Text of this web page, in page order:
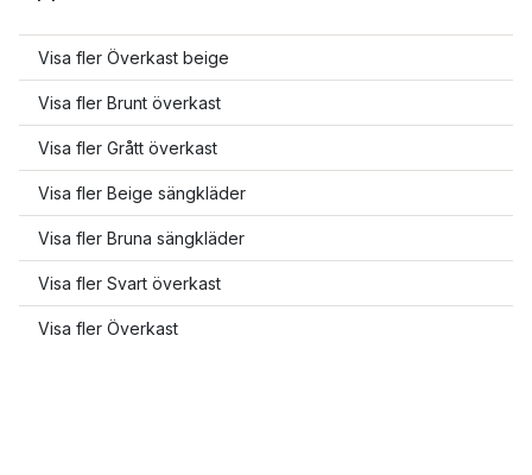
Visa fler Överkast beige
Visa fler Brunt överkast
Visa fler Grått överkast
Visa fler Beige sängkläder
Visa fler Bruna sängkläder
Visa fler Svart överkast
Visa fler Överkast